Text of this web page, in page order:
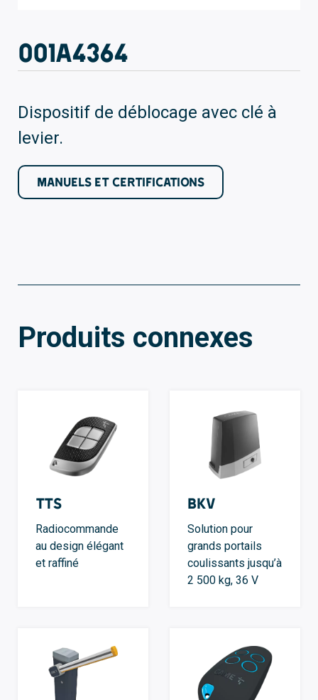
001A4364
Dispositif de déblocage avec clé à
levier.
MANUELS ET CERTIFICATIONS
Produits connexes
TTS
Radiocommande
au design élégant
et raffiné
BKV
Solution pour
grands portails
coulissants jusqu’à
2 500 kg, 36 V